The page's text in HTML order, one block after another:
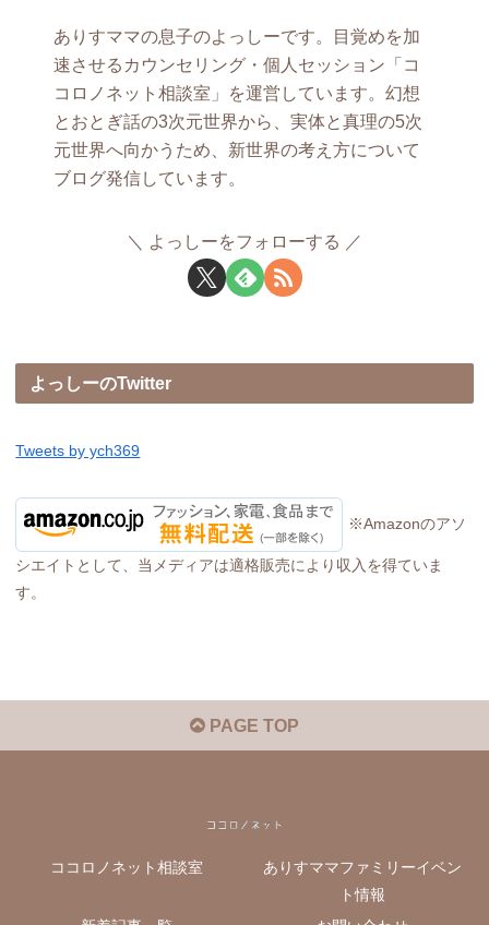
ありすママの息子のよっしーです。目覚めを加
速させるカウンセリング・個人セッション「コ
コロノネット相談室」を運営しています。幻想
とおとぎ話の3次元世界から、実体と真理の5次
元世界へ向かうため、新世界の考え方について
ブログ発信しています。
よっしーをフォローする
よっしーのTwitter
Tweets by ych369
※Amazonのアソ
シエイトとして、当メディアは適格販売により収入を得ていま
す。
PAGE TOP
ココロノネット相談室
ありすママファミリーイベン
ト情報